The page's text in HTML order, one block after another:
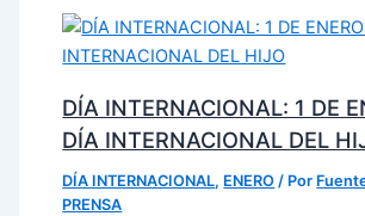
DÍA INTERNACIONAL: 1 DE
DÍA INTERNACIONAL DEL
DÍA INTERNACIONAL, ENERO / Por
PRENSA